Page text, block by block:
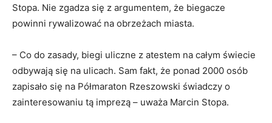
Stopa. Nie zgadza się z argumentem, że biegacze
powinni rywalizować na obrzeżach miasta.
– Co do zasady, biegi uliczne z atestem na całym świecie
odbywają się na ulicach. Sam fakt, że ponad 2000 osób
zapisało się na Półmaraton Rzeszowski świadczy o
zainteresowaniu tą imprezą – uważa Marcin Stopa.